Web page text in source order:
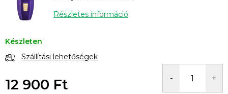
Részletes információ
Készleten
Szállítási lehetőségek
12 900 Ft